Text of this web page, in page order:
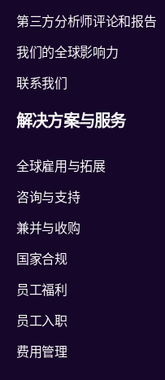
第三方分析师评论和报告
我们的全球影响力
联系我们
解决方案与服务
全球雇用与拓展
咨询与支持
兼并与收购
国家合规
员工福利
员工入职
费用管理